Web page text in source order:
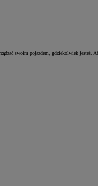
swoim pojazdem, gdziekolwiek jesteś.